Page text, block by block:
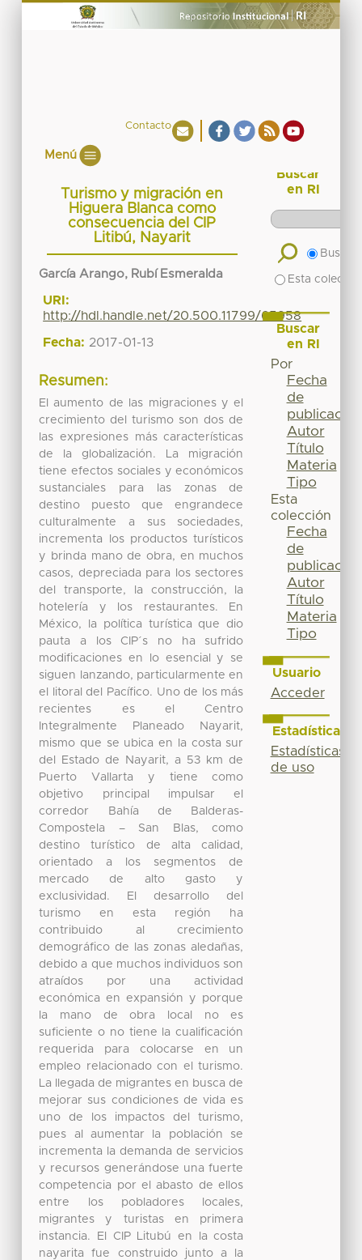
Contacto
Menú
Turismo y migración en
Higuera Blanca como
consecuencia del CIP
Litibú, Nayarit
García Arango, Rubí Esmeralda
URI:
http://hdl.handle.net/20.500.11799/65958
Fecha: 2017-01-13
Resumen:
El aumento de las migraciones y el
crecimiento del turismo son dos de
las expresiones más características
de la globalización. La migración
tiene efectos sociales y económicos
sustanciales para las zonas de
destino puesto que engrandece
culturalmente a sus sociedades,
incrementa los productos turísticos
y brinda mano de obra, en muchos
casos, depreciada para los sectores
del transporte, la construcción, la
hotelería y los restaurantes. En
México, la política turística que dio
pauta a los CIP´s no ha sufrido
modificaciones en lo esencial y se
siguen lanzando, particularmente en
el litoral del Pacífico. Uno de los más
recientes es el Centro
Integralmente Planeado Nayarit,
mismo que se ubica en la costa sur
del Estado de Nayarit, a 53 km de
Puerto Vallarta y tiene como
objetivo principal impulsar el
corredor Bahía de Balderas-
Compostela – San Blas, como
destino turístico de alta calidad,
orientado a los segmentos de
mercado de alto gasto y
exclusividad. El desarrollo del
turismo en esta región ha
contribuido al crecimiento
demográfico de las zonas aledañas,
debido a que muchos individuos son
atraídos por una actividad
económica en expansión y porque
la mano de obra local no es
suficiente o no tiene la cualificación
requerida para colocarse en un
empleo relacionado con el turismo.
La llegada de migrantes en busca de
mejorar sus condiciones de vida es
uno de los impactos del turismo,
pues al aumentar la población se
incrementa la demanda de servicios
y recursos generándose una fuerte
competencia por el abasto de ellos
entre los pobladores locales,
migrantes y turistas en primera
instancia. El CIP Litubú en la costa
nayarita fue construido junto a la
Buscar
en RI
Buscar
Esta
Buscar
en RI
Por
Fecha
de
publicación
Autor
Título
Materia
Tipo
Esta
colección
Fecha
de
publicación
Autor
Título
Materia
Tipo
Usuario
Acceder
Estadísticas
Estadísticas
de uso